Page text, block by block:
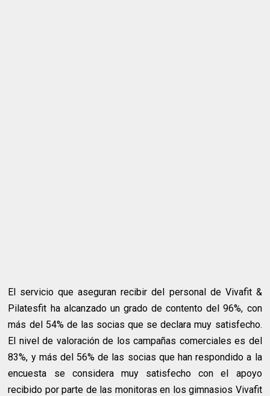
El servicio que aseguran recibir del personal de Vivafit &
Pilatesfit ha alcanzado un grado de contento del 96%, con
más del 54% de las socias que se declara muy satisfecho.
El nivel de valoración de los campañas comerciales es del
83%, y más del 56% de las socias que han respondido a la
encuesta se considera muy satisfecho con el apoyo
recibido por parte de las monitoras en los gimnasios Vivafit